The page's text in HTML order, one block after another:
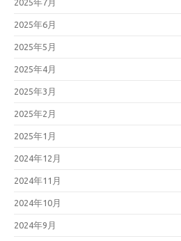
2025年6月
2025年5月
2025年4月
2025年3月
2025年2月
2025年1月
2024年12月
2024年11月
2024年10月
2024年9月